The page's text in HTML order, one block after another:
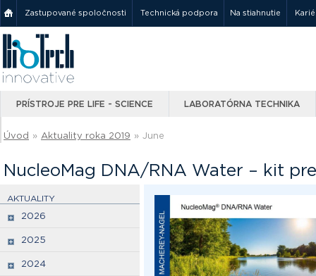
Zastupované spoločnosti Technická podpora Na stiahnutie
PRÍSTROJE PRE LIFE - SCIENCE LABORATÓRNA TECHNIKA
Úvod » Aktuality roka 2019 » June
NucleoMag DNA/RNA Water – kit
AKTUALITY
2026
2025
2024